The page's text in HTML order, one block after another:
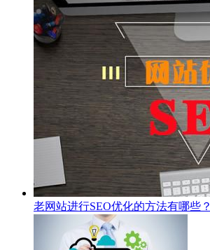
老网站进行SEO优化的方法有哪些？